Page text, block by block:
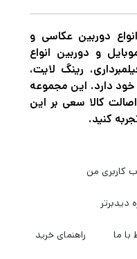
دوربین عکاسی و
و دوربین انواع
رینگ لایت،
خود دارد. این مجموعه
کالا سعی بر این
کنید.
کاربری من
دیدبرتر
با ما راهنمای خرید